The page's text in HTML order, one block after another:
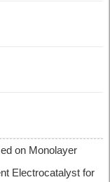
on Monolayer
Electrocatalyst for